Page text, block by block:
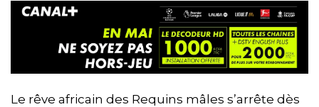
Le rêve africain des Requins mâles s’arrête dès